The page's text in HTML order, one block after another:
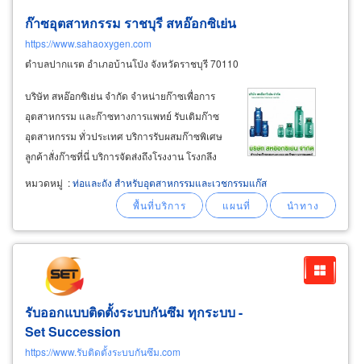
ก๊าซอุตสาหกรรม ราชบุรี สหอ๊อกซิเย่น
https://www.sahaoxygen.com
ตำบลปากแรต อำเภอบ้านโป่ง จังหวัดราชบุรี 70110
บริษัท สหอ๊อกซิเย่น จำกัด จำหน่ายก๊าซเพื่อการ
อุตสาหกรรม และก๊าซทางการแพทย์ รับเติมก๊าซ
อุตสาหกรรม ทั่วประเทศ บริการรับผสมก๊าซพิเศษ
ลูกค้าสั่งก๊าซที่นี่ บริการจัดส่งถึงโรงงาน โรงกลึง
โรงพยาบาล ศูนย์การแพทย์ ห้องแลป บริการให้คำ
ปรึกษาการติดตั้งระบบก๊าซ ระบบออกซิเจนเหลว
(ระบบก๊าซเหลว), ติดตั้งระบบลิควิด
หมวดหมู่ :ท่อและถัง สำหรับอุตสาหกรรมและเวชกรรมแก๊ส
รับออกแบบติดตั้งระบบกันซึม ทุกระบบ -
Set Succession
https://www.รับติดตั้งระบบกันซึม.com